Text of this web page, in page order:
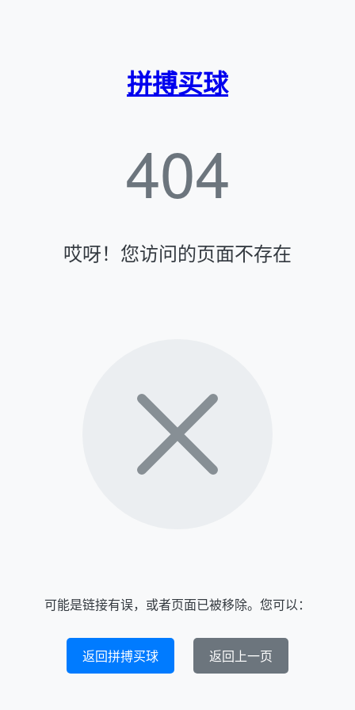
拼搏买球
404
哎呀！您访问的页面不存在
可能是链接有误，或者页面已被移除。您可以：
返回拼搏买球 返回上一页